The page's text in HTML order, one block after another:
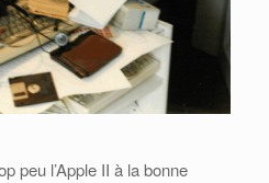
peu l’Apple II à la bonne